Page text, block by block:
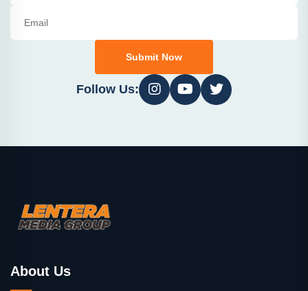
Submit Now
Follow Us:
About Us